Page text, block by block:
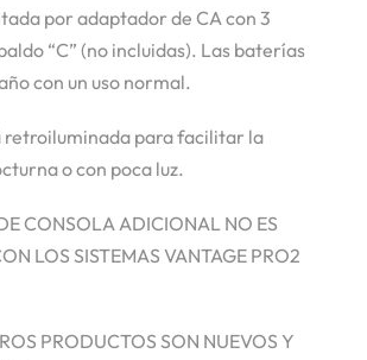
por adaptador de CA con 3
“C” (no incluidas). Las baterías
con un uso normal.
retroiluminada para facilitar la
o con poca luz.
CONSOLA ADICIONAL NO ES
LOS SISTEMAS VANTAGE PRO2
PRODUCTOS SON NUEVOS Y